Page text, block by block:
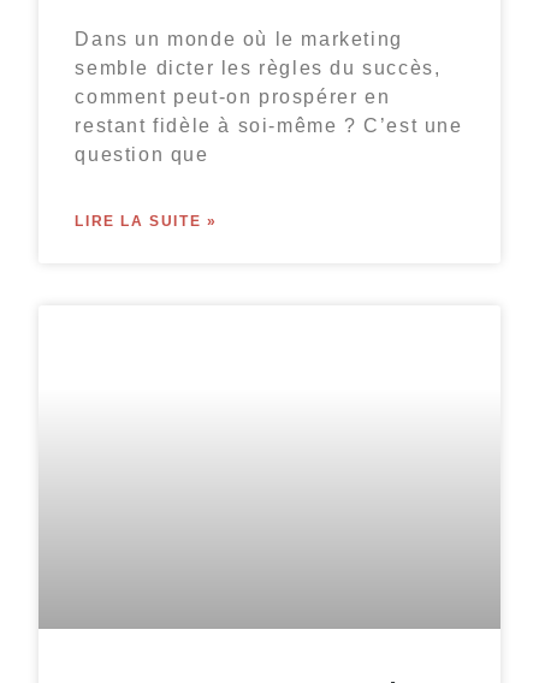
Dans un monde où le marketing
semble dicter les règles du succès,
comment peut-on prospérer en
restant fidèle à soi-même ? C’est une
question que
LIRE LA SUITE »